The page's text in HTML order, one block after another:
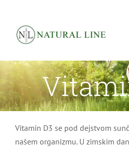
content
Vitamin D3 se pod dejstvom
našem organizmu. U zimskim